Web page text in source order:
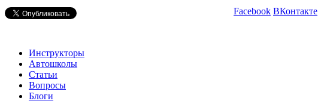
Facebook ВКонтакте
Инструкторы
Автошколы
Статьи
Вопросы
Блоги